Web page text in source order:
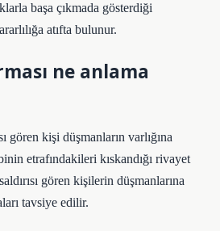
başa çıkmada gösterdiği
atıfta bulunur.
ne anlama
gören kişi düşmanların varlığına
etrafındakileri kıskandığı rivayet
gören kişilerin düşmanlarına
tavsiye edilir.